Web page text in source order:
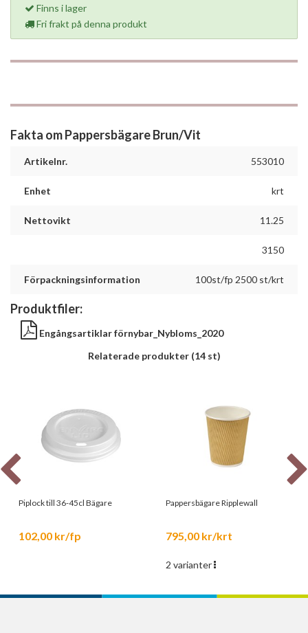
Finns i lager
Fri frakt på denna produkt
Fakta om Pappersbägare Brun/Vit
Artikelnr. 553010
Enhet krt
Nettovikt 11.25
3150
Förpackningsinformation 100st/fp 2500 st/krt
Produktfiler:
Engångsartiklar förnybar_Nybloms_2020
Relaterade produkter (14 st)
Piplock till 36-45cl Bägare
102,00 kr/fp
Pappersbägare Ripplewall
795,00 kr/krt
2 varianter